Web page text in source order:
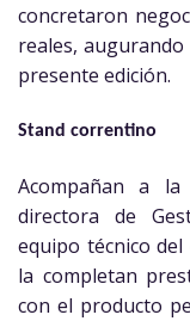
concretaron
reales,
presente edición.
Stand correntino
Acompañan a
directora de
equipo técnico
la completan
con el producto